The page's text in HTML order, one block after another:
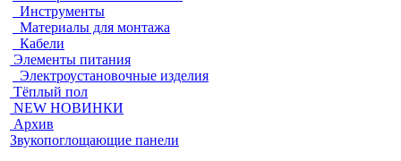
Инструменты
Материалы для монтажа
Кабели
Элементы питания
Электроустановочные изделия
Тёплый пол
NEW НОВИНКИ
Архив
Звукопоглощающие панели